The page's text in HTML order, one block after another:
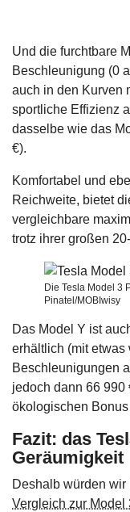
Und die furchtbare
Beschleunigung (0
auch in den Kurven
sportliche Effizienz
dasselbe wie das
€).
Komfortabel und
Reichweite, bietet
vergleichbare
trotz ihrer großen
Die Tesla Model 3
Pinatel/MOBIwisy
Das Model Y ist
erhältlich (mit etwas
Beschleunigungen
jedoch dann 66 990
ökologischen
Fazit: das
Geräumigkeit
Deshalb würden wir
Vergleich zur Model